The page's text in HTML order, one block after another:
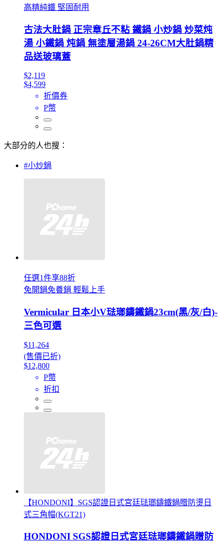
高精純鐵 堅固耐用
古法大肚鍋 正宗章丘不粘 鐵鍋 小炒鍋 炒菜炖
湯 小鐵鍋 炖鍋 無塗層湯鍋 24-26CM大肚鍋精
品送玻璃蓋
$2,119
$4,599
折價券
P幣
大部分的人也搜：
#小炒鍋
任選1件享88折
免開鍋免養鍋 輕鬆上手
Vermicular 日本小V琺瑯鑄鐵鍋23cm(黑/灰/白)-
三色可選
$11,264
(售價已折)
$12,800
P幣
折扣
【HONDONI】SGS認證日式宮廷琺瑯鑄鐵鍋贈防燙日
式三角帽(KGT21)
HONDONI SGS認證日式宮廷琺瑯鑄鐵鍋贈防